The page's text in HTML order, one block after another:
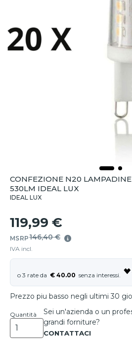
CONFEZIONE N20
530LM IDEAL LUX
IDEAL LUX
119,99 €
MSRP146,40 €
IVA incl.
€ 40.00
Prezzo piu basso negli ultimi 30
Quantità
Sei un'azienda o un
grandi forniture?